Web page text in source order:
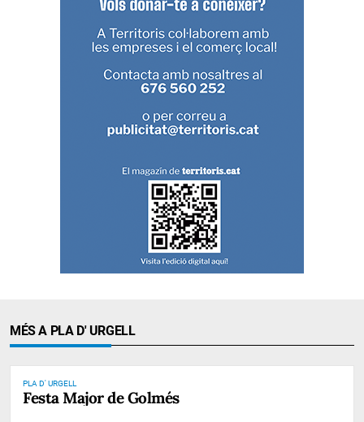
MÉS A PLA D' URGELL
PLA D' URGELL
Festa Major de Golmés